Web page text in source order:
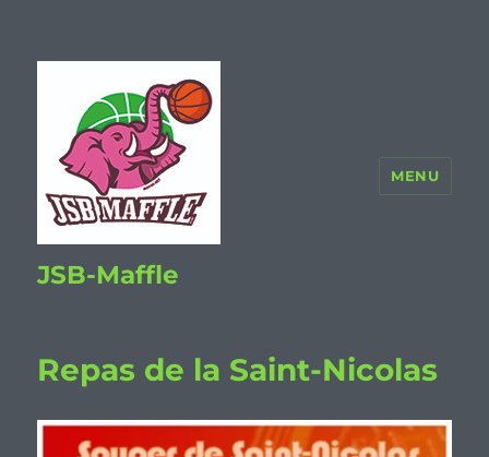
JSB-Maffle
MENU
Repas de la Saint-Nicolas